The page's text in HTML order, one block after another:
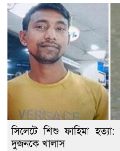
সিলেটে শিশু ফাহিমা
দুজনকে খালাস